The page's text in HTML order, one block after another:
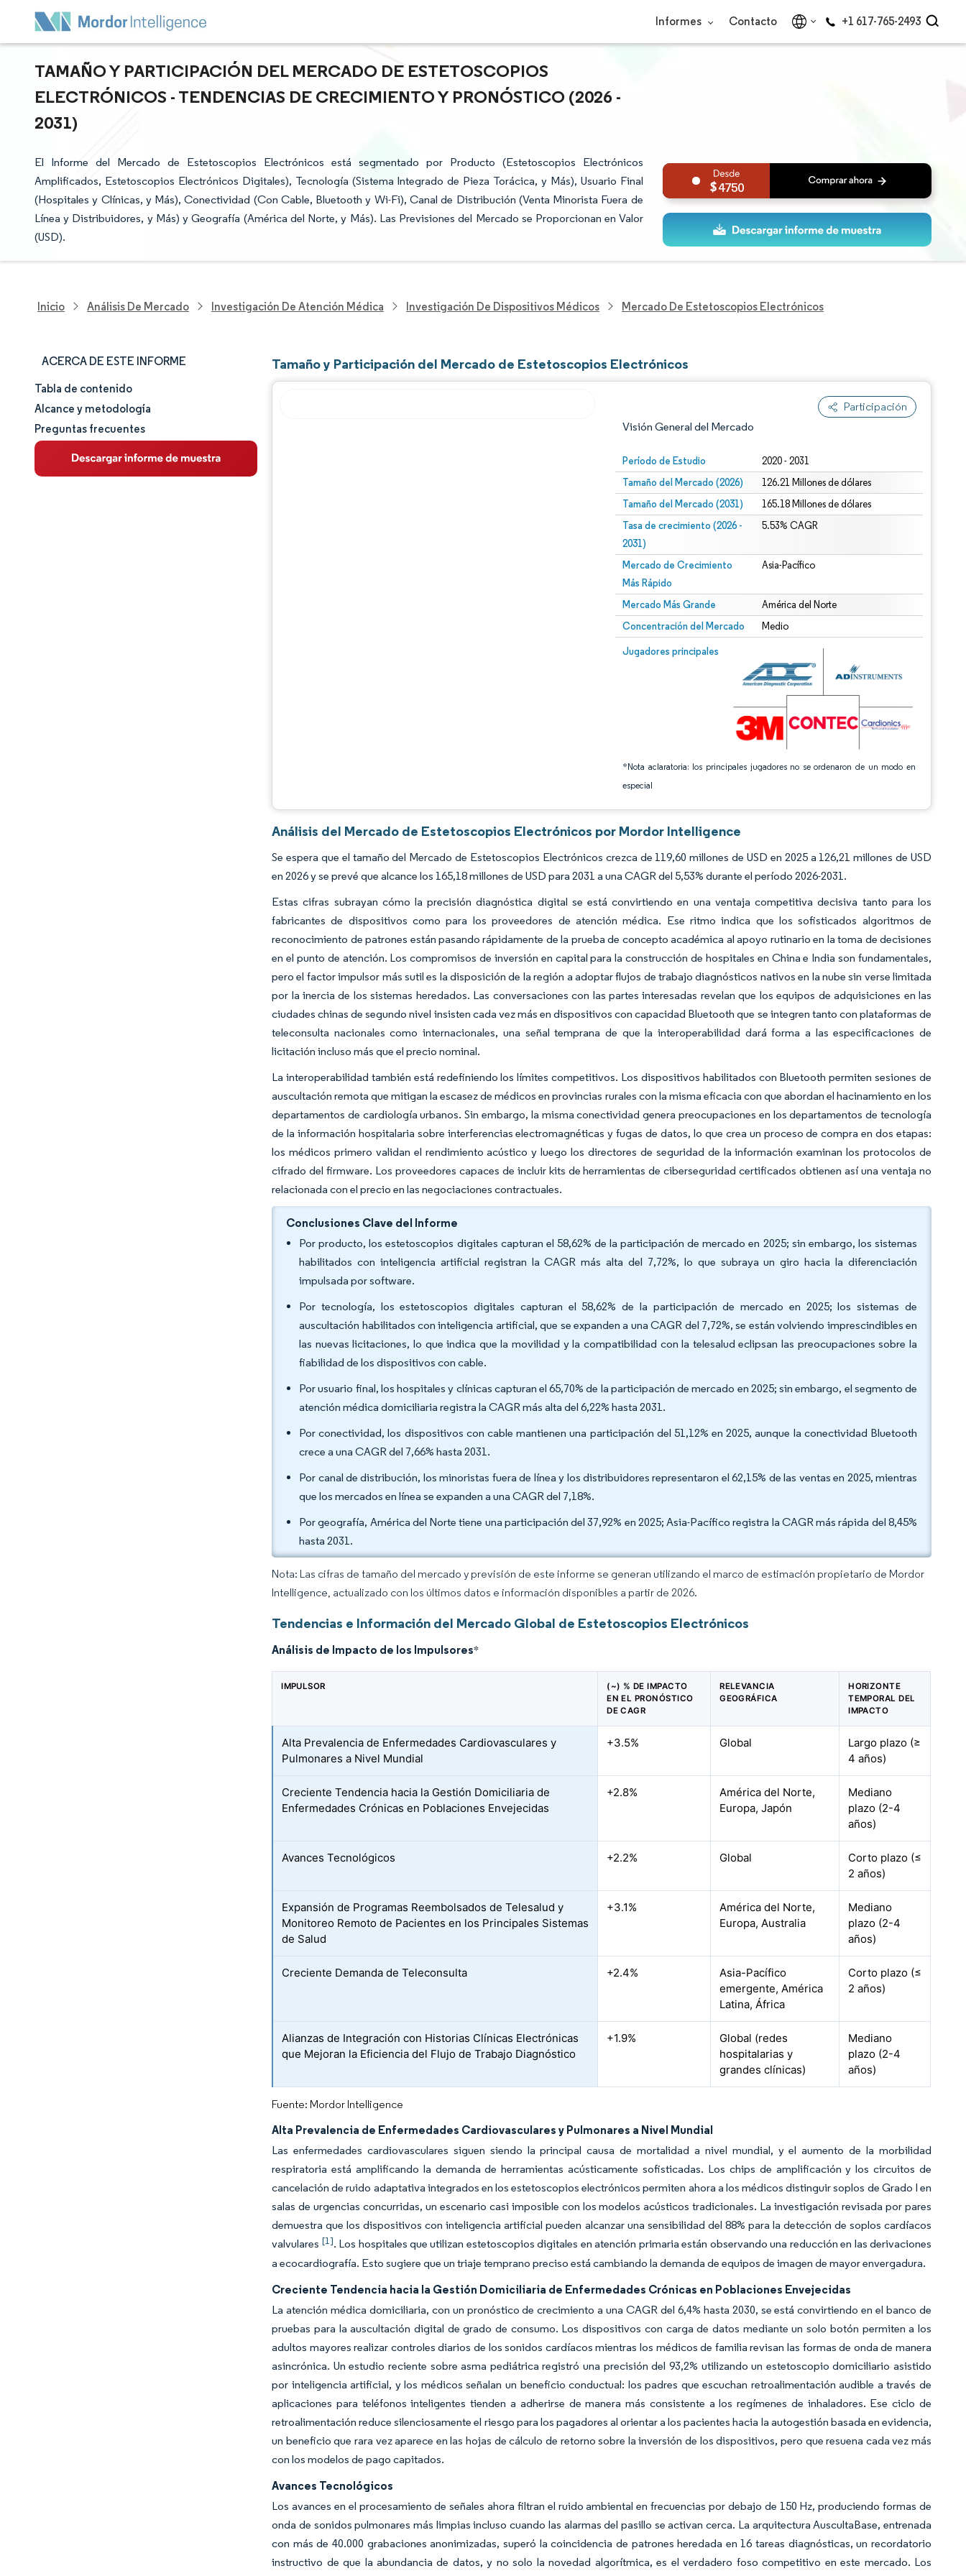
Informes Contacto +1 617-765-2493
TAMAÑO Y PARTICIPACIÓN DEL MERCADO DE ESTETOSCOPIOS
ELECTRÓNICOS - TENDENCIAS DE CRECIMIENTO Y PRONÓSTICO (2026 -
2031)
El Informe del Mercado de Estetoscopios Electrónicos está segmentado por Producto (Estetoscopios Electrónicos
Amplificados, Estetoscopios Electrónicos Digitales), Tecnología (Sistema Integrado de Pieza Torácica, y Más), Usuario Final
(Hospitales y Clínicas, y Más), Conectividad (Con Cable, Bluetooth y Wi-Fi), Canal de Distribución (Venta Minorista Fuera de
Línea y Distribuidores, y Más) y Geografía (América del Norte, y Más). Las Previsiones del Mercado se Proporcionan en Valor
(USD).
4750
Inicio Análisis De Mercado Investigación De Atención Médica Investigación De Dispositivos Médicos Mercado De Estetoscopios Electrónicos
ACERCA DE ESTE INFORME
Tamaño y cuota de mercado
Análisis de mercado
Tendencias e ideas
Tabla de contenido
Alcance y metodología
Preguntas frecuentes
Tamaño y Participación del Mercado de Estetoscopios Electrónicos
Participación
Visión General del Mercado
Período de Estudio 2020 - 2031
Tamaño del Mercado (2026) 126.21 Millones de dólares
Tamaño del Mercado (2031) 165.18 Millones de dólares
Tasa de crecimiento (2026 -
2031)
5.53% CAGR
Mercado de Crecimiento
Más Rápido
Asia-Pacífico
Mercado Más Grande América del Norte
Concentración del Mercado Medio
Jugadores principales
*Nota aclaratoria: los principales jugadores no se ordenaron de un modo en
especial
Imagen © Mordor Intelligence. El uso requiere atribución según CC BY 4.0.
Imagen © Mordor Intelligence. El uso requiere atribución según CC BY 4.0.
Análisis del Mercado de Estetoscopios Electrónicos por Mordor Intelligence
Se espera que el tamaño del Mercado de Estetoscopios Electrónicos crezca de 119,60 millones de USD en 2025 a 126,21 millones de USD
en 2026 y se prevé que alcance los 165,18 millones de USD para 2031 a una CAGR del 5,53% durante el período 2026-2031.
Estas cifras subrayan cómo la precisión diagnóstica digital se está convirtiendo en una ventaja competitiva decisiva tanto para los
fabricantes de dispositivos como para los proveedores de atención médica. Ese ritmo indica que los sofisticados algoritmos de
reconocimiento de patrones están pasando rápidamente de la prueba de concepto académica al apoyo rutinario en la toma de decisiones
en el punto de atención. Los compromisos de inversión en capital para la construcción de hospitales en China e India son fundamentales,
pero el factor impulsor más sutil es la disposición de la región a adoptar flujos de trabajo diagnósticos nativos en la nube sin verse limitada
por la inercia de los sistemas heredados. Las conversaciones con las partes interesadas revelan que los equipos de adquisiciones en las
ciudades chinas de segundo nivel insisten cada vez más en dispositivos con capacidad Bluetooth que se integren tanto con plataformas de
teleconsulta nacionales como internacionales, una señal temprana de que la interoperabilidad dará forma a las especificaciones de
licitación incluso más que el precio nominal.
La interoperabilidad también está redefiniendo los límites competitivos. Los dispositivos habilitados con Bluetooth permiten sesiones de
auscultación remota que mitigan la escasez de médicos en provincias rurales con la misma eficacia con que abordan el hacinamiento en los
departamentos de cardiología urbanos. Sin embargo, la misma conectividad genera preocupaciones en los departamentos de tecnología
de la información hospitalaria sobre interferencias electromagnéticas y fugas de datos, lo que crea un proceso de compra en dos etapas:
los médicos primero validan el rendimiento acústico y luego los directores de seguridad de la información examinan los protocolos de
cifrado del firmware. Los proveedores capaces de incluir kits de herramientas de ciberseguridad certificados obtienen así una ventaja no
relacionada con el precio en las negociaciones contractuales.
Conclusiones Clave del Informe
Por producto, los estetoscopios digitales capturan el 58,62% de la participación de mercado en 2025; sin embargo, los sistemas
habilitados con inteligencia artificial registran la CAGR más alta del 7,72%, lo que subraya un giro hacia la diferenciación
impulsada por software.
Por tecnología, los estetoscopios digitales capturan el 58,62% de la participación de mercado en 2025; los sistemas de
auscultación habilitados con inteligencia artificial, que se expanden a una CAGR del 7,72%, se están volviendo imprescindibles en
las nuevas licitaciones, lo que indica que la movilidad y la compatibilidad con la telesalud eclipsan las preocupaciones sobre la
fiabilidad de los dispositivos con cable.
Por usuario final, los hospitales y clínicas capturan el 65,70% de la participación de mercado en 2025; sin embargo, el segmento de
atención médica domiciliaria registra la CAGR más alta del 6,22% hasta 2031.
Por conectividad, los dispositivos con cable mantienen una participación del 51,12% en 2025, aunque la conectividad Bluetooth
crece a una CAGR del 7,66% hasta 2031.
Por canal de distribución, los minoristas fuera de línea y los distribuidores representaron el 62,15% de las ventas en 2025, mientras
que los mercados en línea se expanden a una CAGR del 7,18%.
Por geografía, América del Norte tiene una participación del 37,92% en 2025; Asia-Pacífico registra la CAGR más rápida del 8,45%
hasta 2031.
Nota: Las cifras de tamaño del mercado y previsión de este informe se generan utilizando el marco de estimación propietario de Mordor
Intelligence, actualizado con los últimos datos e información disponibles a partir de 2026.
Tendencias e Información del Mercado Global de Estetoscopios Electrónicos
Análisis de Impacto de los Impulsores*
IMPULSOR
(~) % DE IMPACTO
EN EL PRONÓSTICO
DE CAGR
RELEVANCIA
GEOGRÁFICA
HORIZONTE
TEMPORAL DEL
IMPACTO
Alta Prevalencia de Enfermedades Cardiovasculares y
Pulmonares a Nivel Mundial
+3.5% Global
Largo plazo (≥
4 años)
Creciente Tendencia hacia la Gestión Domiciliaria de
Enfermedades Crónicas en Poblaciones Envejecidas
+2.8%
América del Norte,
Europa, Japón
Mediano
plazo (2-4
años)
Avances Tecnológicos +2.2% Global
Corto plazo (≤
2 años)
Expansión de Programas Reembolsados de Telesalud y
Monitoreo Remoto de Pacientes en los Principales Sistemas
de Salud
+3.1%
América del Norte,
Europa, Australia
Mediano
plazo (2-4
años)
Creciente Demanda de Teleconsulta +2.4%
Asia-Pacífico
emergente, América
Latina, África
Corto plazo (≤
2 años)
Alianzas de Integración con Historias Clínicas Electrónicas
que Mejoran la Eficiencia del Flujo de Trabajo Diagnóstico
+1.9%
Global (redes
hospitalarias y
grandes clínicas)
Mediano
plazo (2-4
años)
Fuente: Mordor Intelligence
Alta Prevalencia de Enfermedades Cardiovasculares y Pulmonares a Nivel Mundial
Las enfermedades cardiovasculares siguen siendo la principal causa de mortalidad a nivel mundial, y el aumento de la morbilidad
respiratoria está amplificando la demanda de herramientas acústicamente sofisticadas. Los chips de amplificación y los circuitos de
cancelación de ruido adaptativa integrados en los estetoscopios electrónicos permiten ahora a los médicos distinguir soplos de Grado I en
salas de urgencias concurridas, un escenario casi imposible con los modelos acústicos tradicionales. La investigación revisada por pares
demuestra que los dispositivos con inteligencia artificial pueden alcanzar una sensibilidad del 88% para la detección de soplos cardíacos
valvulares [1]. Los hospitales que utilizan estetoscopios digitales en atención primaria están observando una reducción en las derivaciones
a ecocardiografía. Esto sugiere que un triaje temprano preciso está cambiando la demanda de equipos de imagen de mayor envergadura.
Creciente Tendencia hacia la Gestión Domiciliaria de Enfermedades Crónicas en Poblaciones Envejecidas
La atención médica domiciliaria, con un pronóstico de crecimiento a una CAGR del 6,4% hasta 2030, se está convirtiendo en el banco de
pruebas para la auscultación digital de grado de consumo. Los dispositivos con carga de datos mediante un solo botón permiten a los
adultos mayores realizar controles diarios de los sonidos cardíacos mientras los médicos de familia revisan las formas de onda de manera
asincrónica. Un estudio reciente sobre asma pediátrica registró una precisión del 93,2% utilizando un estetoscopio domiciliario asistido
por inteligencia artificial, y los médicos señalan un beneficio conductual: los padres que escuchan retroalimentación audible a través de
aplicaciones para teléfonos inteligentes tienden a adherirse de manera más consistente a los regímenes de inhaladores. Ese ciclo de
retroalimentación reduce silenciosamente el riesgo para los pagadores al orientar a los pacientes hacia la autogestión basada en evidencia,
un beneficio que rara vez aparece en las hojas de cálculo de retorno sobre la inversión de los dispositivos, pero que resuena cada vez más
con los modelos de pago capitados.
Avances Tecnológicos
Los avances en el procesamiento de señales ahora filtran el ruido ambiental en frecuencias por debajo de 150 Hz, produciendo formas de
onda de sonidos pulmonares más limpias incluso cuando las alarmas del pasillo se activan cerca. La arquitectura AuscultaBase, entrenada
con más de 40.000 grabaciones anonimizadas, superó la coincidencia de patrones heredada en 16 tareas diagnósticas, un recordatorio
instructivo de que la abundancia de datos, y no solo la novedad algorítmica, es el verdadero foso competitivo en este mercado. Los